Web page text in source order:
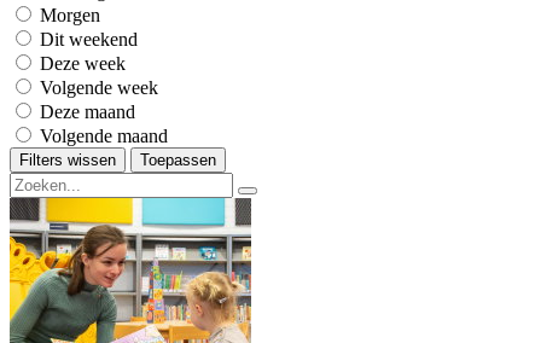
Morgen
Dit weekend
Deze week
Volgende week
Deze maand
Volgende maand
Filters wissen Toepassen